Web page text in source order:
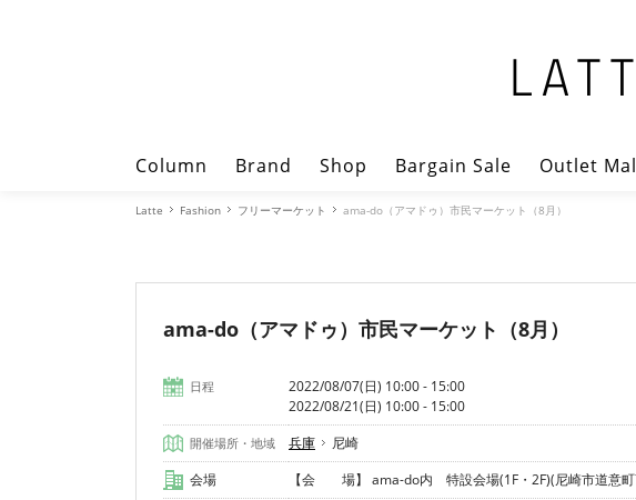
Column Brand Shop Bargain Sale Outlet
Latte Fashion フリーマーケット ama-do（アマドゥ）市民マーケット（8月）
ama-do（アマドゥ）市民マーケット（8月）
日程
2022/08/07(日) 10:00 - 15:00
2022/08/21(日) 10:00 - 15:00
開催場所・地域 兵庫
尼崎
会場
【会 場】 ama-do内 特設会場(1F・2F)(尼崎市道意